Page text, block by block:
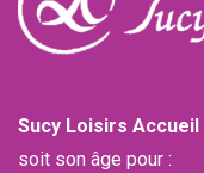
Sucy Loisirs Accueil
soit son âge pour :